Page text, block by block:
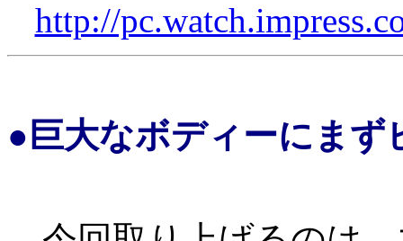
http://
●巨大なボディーにまず